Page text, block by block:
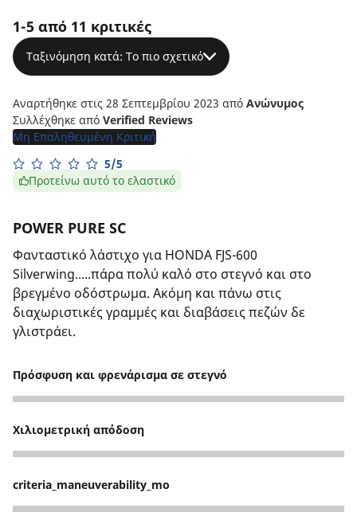
1-5 από 11 κριτικές
Ταξινόμηση κατά: Το πιο σχετικό
Αναρτήθηκε στις 28 Σεπτεμβρίου 2023 από Ανώνυμος
Συλλέχθηκε από Verified Reviews
Μη Επαληθευμένη Κριτική
5/5
Προτείνω αυτό το ελαστικό
POWER PURE SC
Φανταστικό λάστιχο για HONDA FJS-600
Silverwing.....πάρα πολύ καλό στο στεγνό και στο
βρεγμένο οδόστρωμα. Ακόμη και πάνω στις
διαχωριστικές γραμμές και διαβάσεις πεζών δε
γλιστράει.
Πρόσφυση και φρενάρισμα σε στεγνό
5
Χιλιομετρική απόδοση
5
criteria_maneuverability_mo
5